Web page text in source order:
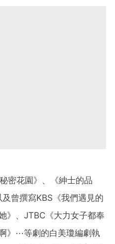
密花園》、《紳士的品
曾撰寫KBS《我們遇見的
》、JTBC《大力女子都奉
》⋯等劇的白美瓊編劇執